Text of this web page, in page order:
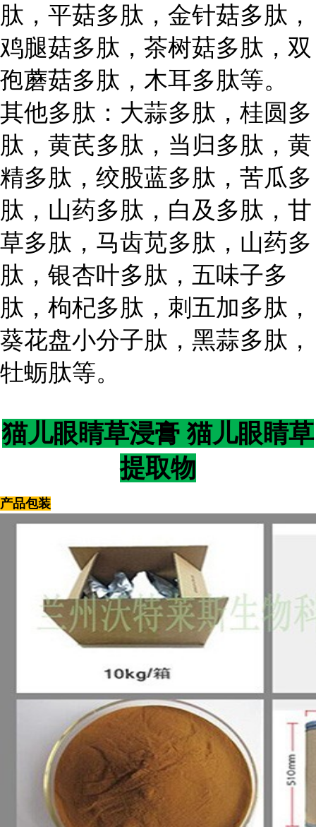
肽，平菇多肽，金针菇多肽，
鸡腿菇多肽，茶树菇多肽，双
孢蘑菇多肽，木耳多肽等。
其他多肽：大蒜多肽，桂圆多
肽，黄芪多肽，当归多肽，黄
精多肽，绞股蓝多肽，苦瓜多
肽，山药多肽，白及多肽，甘
草多肽，马齿苋多肽，山药多
肽，银杏叶多肽，五味子多
肽，枸杞多肽，刺五加多肽，
葵花盘小分子肽，黑蒜多肽，
牡蛎肽等。
猫儿眼睛草浸膏 猫儿眼睛草
提取物
产品包装